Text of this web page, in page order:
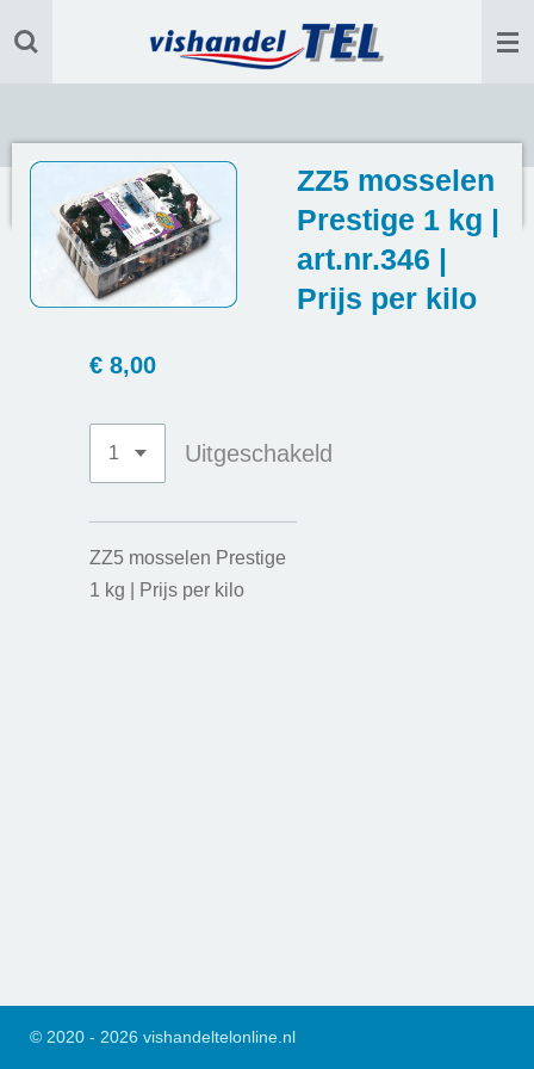
Ga
direct
ZZ5 mosselen
Prestige 1 kg |
art.nr.346 |
Prijs per kilo
€ 8,00
Uitgeschakeld
ZZ5 mosselen Prestige
1 kg | Prijs per kilo
© 2020 - 2026 vishandeltelonline.nl